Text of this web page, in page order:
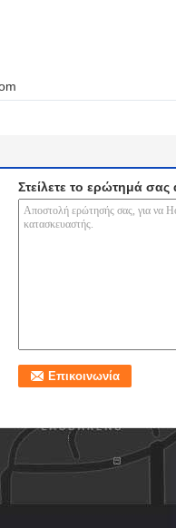
Στείλετε το ερώτημά